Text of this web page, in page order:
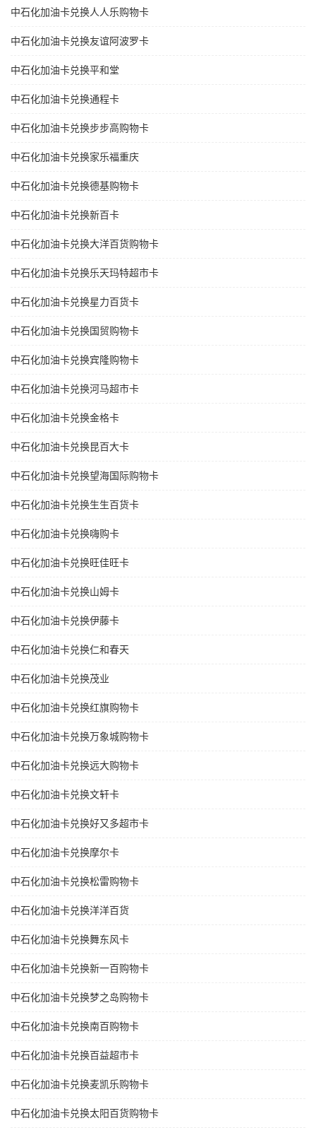
中石化加油卡兑换人人乐购物卡
中石化加油卡兑换友谊阿波罗卡
中石化加油卡兑换平和堂
中石化加油卡兑换通程卡
中石化加油卡兑换步步高购物卡
中石化加油卡兑换家乐福重庆
中石化加油卡兑换德基购物卡
中石化加油卡兑换新百卡
中石化加油卡兑换大洋百货购物卡
中石化加油卡兑换乐天玛特超市卡
中石化加油卡兑换星力百货卡
中石化加油卡兑换国贸购物卡
中石化加油卡兑换宾隆购物卡
中石化加油卡兑换河马超市卡
中石化加油卡兑换金格卡
中石化加油卡兑换昆百大卡
中石化加油卡兑换望海国际购物卡
中石化加油卡兑换生生百货卡
中石化加油卡兑换嗨购卡
中石化加油卡兑换旺佳旺卡
中石化加油卡兑换山姆卡
中石化加油卡兑换伊藤卡
中石化加油卡兑换仁和春天
中石化加油卡兑换茂业
中石化加油卡兑换红旗购物卡
中石化加油卡兑换万象城购物卡
中石化加油卡兑换远大购物卡
中石化加油卡兑换文轩卡
中石化加油卡兑换好又多超市卡
中石化加油卡兑换摩尔卡
中石化加油卡兑换松雷购物卡
中石化加油卡兑换洋洋百货
中石化加油卡兑换舞东风卡
中石化加油卡兑换新一百购物卡
中石化加油卡兑换梦之岛购物卡
中石化加油卡兑换南百购物卡
中石化加油卡兑换百益超市卡
中石化加油卡兑换麦凯乐购物卡
中石化加油卡兑换太阳百货购物卡